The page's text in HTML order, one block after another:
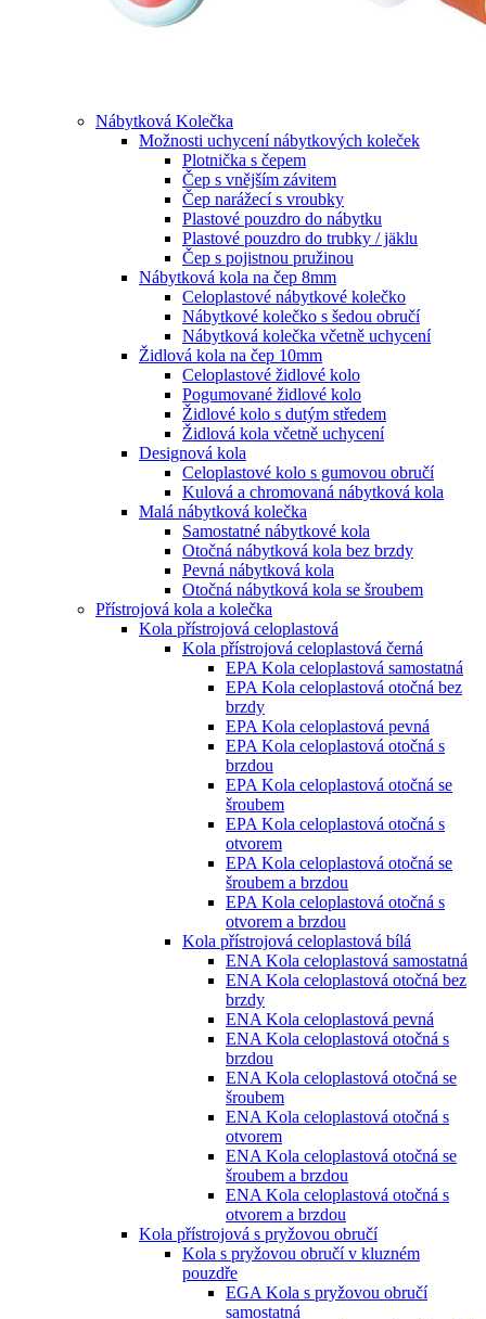
Nábytková Kolečka
Možnosti uchycení nábytkových koleček
Plotnička s čepem
Čep s vnějším závitem
Čep narážecí s vroubky
Plastové pouzdro do nábytku
Plastové pouzdro do trubky / jäklu
Čep s pojistnou pružinou
Nábytková kola na čep 8mm
Celoplastové nábytkové kolečko
Nábytkové kolečko s šedou obručí
Nábytková kolečka včetně uchycení
Židlová kola na čep 10mm
Celoplastové židlové kolo
Pogumované židlové kolo
Židlové kolo s dutým středem
Židlová kola včetně uchycení
Designová kola
Celoplastové kolo s gumovou obručí
Kulová a chromovaná nábytková kola
Malá nábytková kolečka
Samostatné nábytkové kola
Otočná nábytková kola bez brzdy
Pevná nábytková kola
Otočná nábytková kola se šroubem
Přístrojová kola a kolečka
Kola přístrojová celoplastová
Kola přístrojová celoplastová černá
EPA Kola celoplastová samostatná
EPA Kola celoplastová otočná bez
brzdy
EPA Kola celoplastová pevná
EPA Kola celoplastová otočná s
brzdou
EPA Kola celoplastová otočná se
šroubem
EPA Kola celoplastová otočná s
otvorem
EPA Kola celoplastová otočná se
šroubem a brzdou
EPA Kola celoplastová otočná s
otvorem a brzdou
Kola přístrojová celoplastová bílá
ENA Kola celoplastová samostatná
ENA Kola celoplastová otočná bez
brzdy
ENA Kola celoplastová pevná
ENA Kola celoplastová otočná s
brzdou
ENA Kola celoplastová otočná se
šroubem
ENA Kola celoplastová otočná s
otvorem
ENA Kola celoplastová otočná se
šroubem a brzdou
ENA Kola celoplastová otočná s
otvorem a brzdou
Kola přístrojová s pryžovou obručí
Kola s pryžovou obručí v kluzném
pouzdře
EGA Kola s pryžovou obručí
samostatná